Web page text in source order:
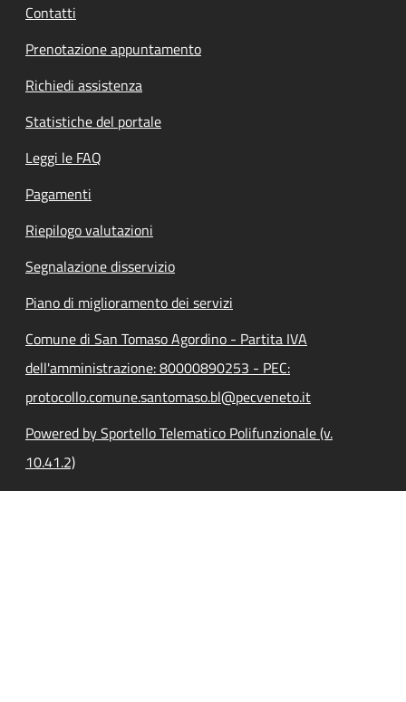
Contatti
Prenotazione appuntamento
Richiedi assistenza
Statistiche del portale
Leggi le FAQ
Pagamenti
Riepilogo valutazioni
Segnalazione disservizio
Piano di miglioramento dei servizi
Comune di San Tomaso Agordino - Partita IVA
dell'amministrazione: 80000890253 - PEC:
protocollo.comune.santomaso.bl@pecveneto.it
Powered by Sportello Telematico Polifunzionale (v.
10.41.2)